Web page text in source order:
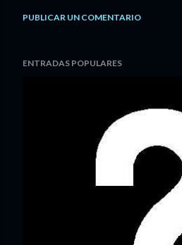
PUBLICAR UN COMENTARIO
ENTRADAS POPULARES